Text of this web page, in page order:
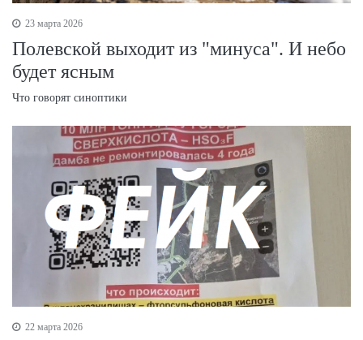
23 марта 2026
Полевской выходит из "минуса". И небо
будет ясным
Что говорят синоптики
22 марта 2026